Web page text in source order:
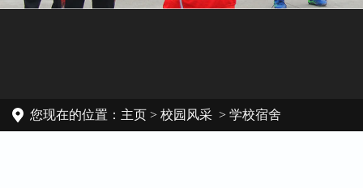
您现在的位置： 主页 > 校园风采 > 学校宿舍